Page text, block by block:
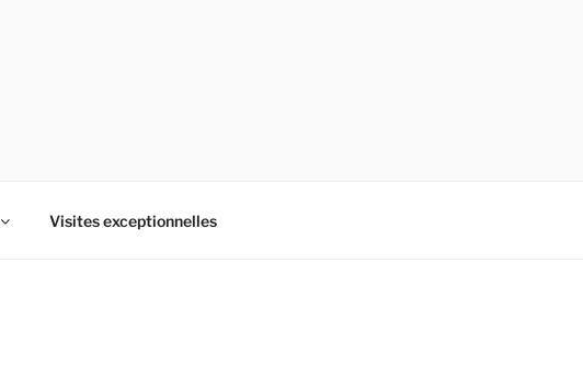
Visites exceptionnelles